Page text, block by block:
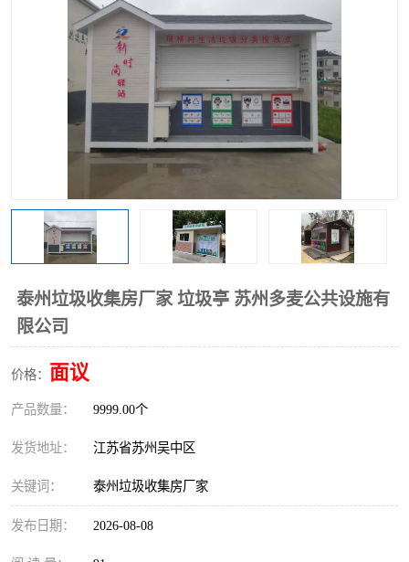
泰州垃圾收集房厂家 垃圾亭 苏州多麦公共设施有
限公司
价格： 面议
产品数量： 9999.00个
发货地址： 江苏省苏州吴中区
关键词： 泰州垃圾收集房厂家
发布日期： 2026-08-08